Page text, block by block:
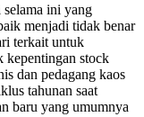
ini yang
menjadi tidak benar
terkait untuk
kepentingan stock
dan pedagang kaos
tahunan saat
baru yang umumnya